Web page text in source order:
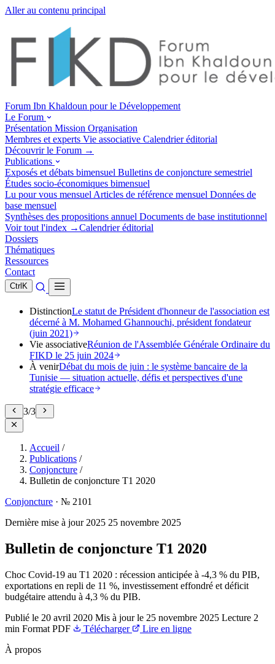
Aller au contenu principal
Forum Ibn Khaldoun pour le Développement
Le Forum
Présentation Mission Organisation
Membres et experts Vie associative Calendrier éditorial
Découvrir le Forum →
Publications
Exposés et débats bimensuel Bulletins de conjoncture semestriel
Études socio-économiques bimensuel
Lu pour vous mensuel Articles de référence mensuel Données de
base mensuel
Synthèses des propositions annuel Documents de base institutionnel
Voir tout l'index →Calendrier éditorial
Dossiers
Thématiques
Ressources
Contact
Ctrl K
DistinctionLe statut de Président d'honneur de l'association est
décerné à M. Mohamed Ghannouchi, président fondateur
(juin 2021)
Vie associativeRéunion de l'Assemblée Générale Ordinaire du
FIKD le 25 juin 2024
À venirDébat du mois de juin : le système bancaire de la
Tunisie — situation actuelle, défis et perspectives d'une
stratégie efficace
3/3
Accueil /
Publications /
Conjoncture /
Bulletin de conjoncture T1 2020
Conjoncture · № 2101
Dernière mise à jour 2025 25 novembre 2025
Bulletin de conjoncture T1 2020
Choc Covid-19 au T1 2020 : récession anticipée à -4,3 % du PIB,
exportations en repli de 11 %, investissement effondré et déficit
budgétaire attendu à 4,3 % du PIB.
Publié le 20 avril 2020 Mis à jour le 25 novembre 2025 Lecture 2
min Format PDF Télécharger
Lire en ligne
À propos